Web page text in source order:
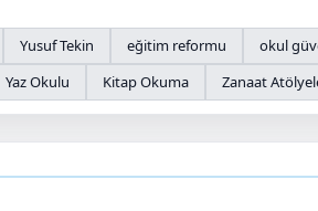
Yusuf Tekin eğitim reformu okul
Yaz Okulu Kitap Okuma Zanaat